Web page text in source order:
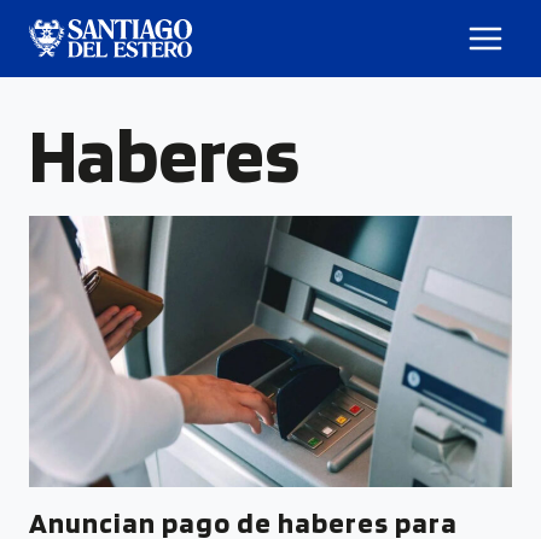
Haberes
Anuncian pago de haberes para